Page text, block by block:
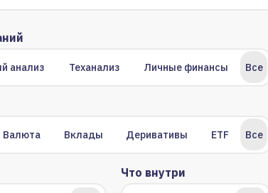
Все
анализ Теханализ Личные финансы
Все
Валюта Вклады Деривативы ETF
Что внутри